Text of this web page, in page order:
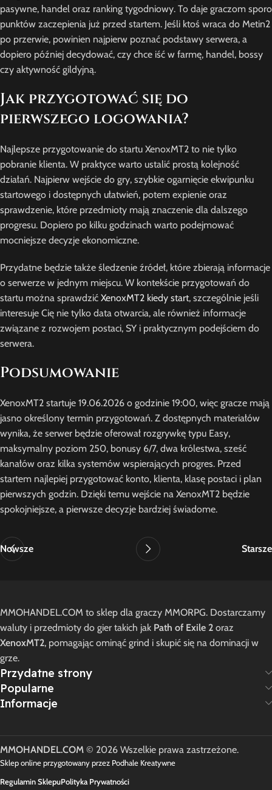
pasywne, handel oraz ranking tygodniowy. To daje graczom sporo
punktów zaczepienia już przed startem. Jeśli ktoś wraca do Metin2
po przerwie, powinien najpierw poznać podstawy serwera, a
dopiero później decydować, czy chce iść w farmę, handel, bossy
czy aktywność gildyjną.
Jak przygotować się do
pierwszego logowania?
Najlepsze przygotowanie do startu XenoxMT2 to nie tylko
pobranie klienta. W praktyce warto ustalić prostą kolejność
działań. Najpierw wejście do gry, szybkie ogarnięcie ekwipunku
startowego i dostępnych ułatwień, potem expienie oraz
sprawdzenie, które przedmioty mają znaczenie dla dalszego
progresu. Dopiero po kilku godzinach warto podejmować
mocniejsze decyzje ekonomiczne.
Przydatne będzie także śledzenie źródeł, które zbierają informacje
o serwerze w jednym miejscu. W kontekście przygotowań do
startu można sprawdzić XenoxMT2 kiedy start, szczególnie jeśli
interesuje Cię nie tylko data otwarcia, ale również informacje
związane z rozwojem postaci, SY i praktycznym podejściem do
serwera.
Podsumowanie
XenoxMT2 startuje 19.06.2026 o godzinie 19:00, więc gracze mają
jasno określony termin przygotowań. Z dostępnych materiałów
wynika, że serwer będzie oferował rozgrywkę typu Easy,
maksymalny poziom 250, bonusy 6/7, dwa królestwa, sześć
kanałów oraz kilka systemów wspierających progres. Przed
startem najlepiej przygotować konto, klienta, klasę postaci i plan
pierwszych godzin. Dzięki temu wejście na XenoxMT2 będzie
spokojniejsze, a pierwsze decyzje bardziej świadome.
Nowsze Starsze
MMOHANDEL.COM to sklep dla graczy MMORPG. Dostarczamy
waluty i przedmioty do gier takich jak Path of Exile 2 oraz
XenoxMT2, pomagając ominąć grind i skupić się na dominacji w
grze.
Przydatne strony
Popularne
Informacje
MMOHANDEL.COM © 2026 Wszelkie prawa zastrzeżone.
Sklep online przygotowany przez Podhale Kreatywne
Regulamin SklepuPolityka Prywatności